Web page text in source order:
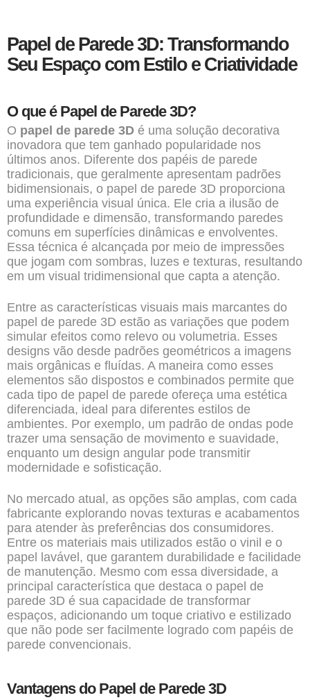
Papel de Parede 3D: Transformando
Seu Espaço com Estilo e Criatividade
O que é Papel de Parede 3D?
O papel de parede 3D é uma solução decorativa
inovadora que tem ganhado popularidade nos
últimos anos. Diferente dos papéis de parede
tradicionais, que geralmente apresentam padrões
bidimensionais, o papel de parede 3D proporciona
uma experiência visual única. Ele cria a ilusão de
profundidade e dimensão, transformando paredes
comuns em superfícies dinâmicas e envolventes.
Essa técnica é alcançada por meio de impressões
que jogam com sombras, luzes e texturas, resultando
em um visual tridimensional que capta a atenção.
Entre as características visuais mais marcantes do
papel de parede 3D estão as variações que podem
simular efeitos como relevo ou volumetria. Esses
designs vão desde padrões geométricos a imagens
mais orgânicas e fluídas. A maneira como esses
elementos são dispostos e combinados permite que
cada tipo de papel de parede ofereça uma estética
diferenciada, ideal para diferentes estilos de
ambientes. Por exemplo, um padrão de ondas pode
trazer uma sensação de movimento e suavidade,
enquanto um design angular pode transmitir
modernidade e sofisticação.
No mercado atual, as opções são amplas, com cada
fabricante explorando novas texturas e acabamentos
para atender às preferências dos consumidores.
Entre os materiais mais utilizados estão o vinil e o
papel lavável, que garantem durabilidade e facilidade
de manutenção. Mesmo com essa diversidade, a
principal característica que destaca o papel de
parede 3D é sua capacidade de transformar
espaços, adicionando um toque criativo e estilizado
que não pode ser facilmente logrado com papéis de
parede convencionais.
Vantagens do Papel de Parede 3D